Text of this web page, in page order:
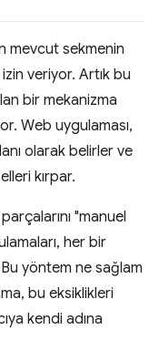
mevcut sekmenin
veriyor. Artık bu
bir mekanizma
Web uygulaması,
olarak belirler ve
kırpar.
"manuel
her bir
yöntem ne sağlam
bu eksiklikleri
kendi adına